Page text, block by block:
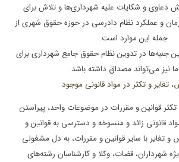
دعاوی و شکایات علیه شهرداری‌ها و تلاش برای
و عملکرد نظام دادرسی در حوزه حقوق شهری از
جمله این موارد است.
جنبه‌ها در تدوین نظام حقوق جامع شهرداری برای
نیز می‌تواند مصداق داشته باشد.
تغایر و تکثر در مواد قانونی موجود
تکثر قوانین و مقررات در موضوعات واحد، پیراستن
قانونی زائد و منسوخه و دسترسی به قوانین و
و تغایر با سایر قوانین و مقررات، به دل مشغولی
شهرداران، قضات، وکلا و کارشناسان رشته‌های